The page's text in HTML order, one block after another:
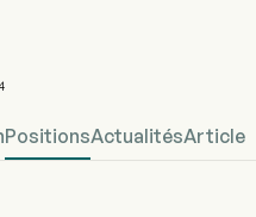
PositionsActualitésArticle